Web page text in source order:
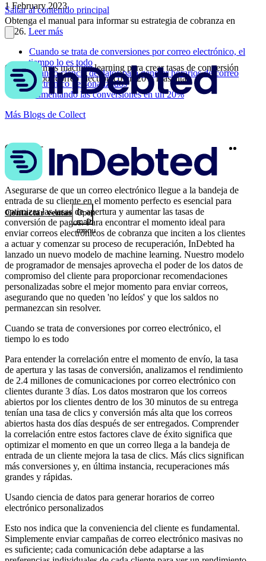
Saltar al contenido principal
Obtenga el manual para informar su estrategia de cobranza en
2026. Leer más
Contactar ventas Open
main
menu
Cómo usamos machine learning para crear tasas de conversión
de pagos por correo electrónico un 20% más altas
Asegurarse de que un correo electrónico llegue a la bandeja de
entrada de su cliente en el momento perfecto es esencial para
optimizar las tasas de apertura y aumentar las tasas de
conversión de pagos. Para encontrar el momento ideal para
enviar correos electrónicos de cobranza que inciten a los clientes
a actuar y comenzar su proceso de recuperación, InDebted ha
lanzado un nuevo modelo de machine learning. Nuestro modelo
de programador de mensajes aprovecha el poder de los datos de
compromiso del cliente para proporcionar recomendaciones
personalizadas sobre el mejor momento para enviar correos,
asegurando que no queden 'no leídos' y que los saldos no
permanezcan sin resolver.
Cuando se trata de conversiones por correo electrónico, el
tiempo lo es todo
Para entender la correlación entre el momento de envío, la tasa
de apertura y las tasas de conversión, analizamos el rendimiento
de 2.4 millones de comunicaciones por correo electrónico con
clientes durante 3 días. Los datos mostraron que los correos
abiertos por los clientes dentro de los 30 minutos de su entrega
tenían una tasa de clics y conversión más alta que los correos
abiertos hasta dos días después de ser entregados. Comprender
la correlación entre estos factores clave de éxito significa que
optimizar el momento en que un correo llega a la bandeja de
entrada de un cliente mejora la tasa de clics. Más clics significan
más conversiones y, en última instancia, recuperaciones más
grandes y rápidas.
Usando ciencia de datos para generar horarios de correo
electrónico personalizados
Esto nos indica que la conveniencia del cliente es fundamental.
Simplemente enviar campañas de correo electrónico masivas no
es suficiente; cada comunicación debe adaptarse a las
1 February 2023
Cuando se trata de conversiones por correo electrónico, el
tiempo lo es todo
Usando ciencia de datos para generar horarios de correo
electrónico personalizados
Aumentando las conversiones en un 20%
Más Blogs de Collect
Compartir